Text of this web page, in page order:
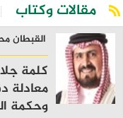
مقالات وكتاب
القبطان
كلمة
معادلة
وحكمة